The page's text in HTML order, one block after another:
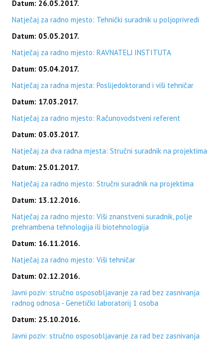
Datum: 26.05.2017.
Natječaj za radno mjesto: Tehnički suradnik u poljoprivredi
Datum: 05.05.2017.
Natječaj za radno mjesto: RAVNATELJ INSTITUTA
Datum: 05.04.2017.
Natječaj za radna mjesta: Poslijedoktorand i viši tehničar
Datum: 17.03.2017.
Natječaj za radno mjesto: Računovodstveni referent
Datum: 03.03.2017.
Natječaj za dva radna mjesta: Stručni suradnik na projektima
Datum: 25.01.2017.
Natječaj za radno mjesto: Stručni suradnik na projektima
Datum: 13.12.2016.
Natječaj za radno mjesto: Viši znanstveni suradnik, polje
prehrambena tehnologija ili biotehnologija
Datum: 16.11.2016.
Natječaj za radno mjesto: Viši tehničar
Datum: 02.12.2016.
Javni poziv: stručno osposobljavanje za rad bez zasnivanja
radnog odnosa - Genetički laboratorij 1 osoba
Datum: 25.10.2016.
Javni poziv: stručno osposobljavanje za rad bez zasnivanja